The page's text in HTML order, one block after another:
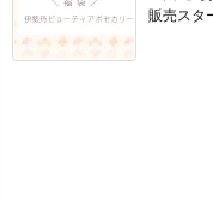
販売スタ